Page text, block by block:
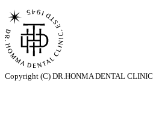
Copyright (C) DR.HONMA DENTAL CLINIC.